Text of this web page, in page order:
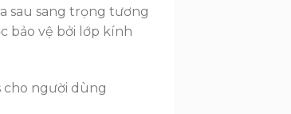
sau sang trọng tương
bảo vệ bởi lớp kính
cho người dùng